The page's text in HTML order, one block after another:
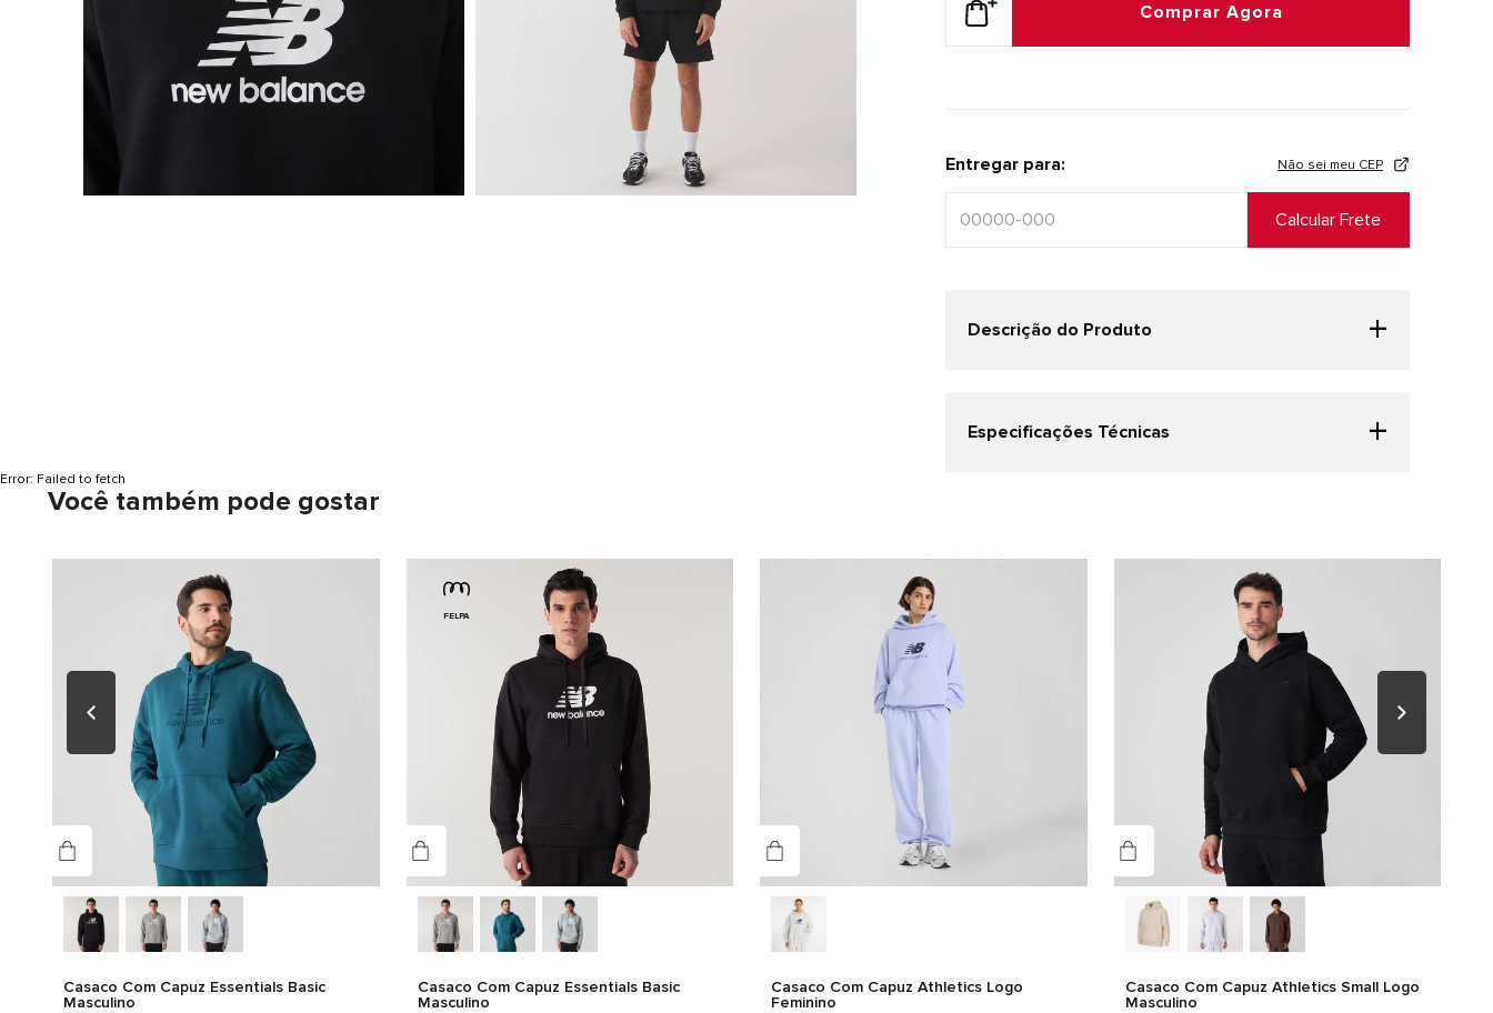
Comprar Agora
Entregar para: Não sei meu CEP
Descrição do Produto +
Especificações Técnicas +
CORPO: 68% - ALGODAO 32% - POLIESTER
Error: Failed to fetch
Você também pode gostar
Casaco Com Capuz Essentials Basic
Masculino
FELPA
Casaco Com Capuz Essentials Basic
Masculino
Casaco Com Capuz Athletics Logo
Feminino
Casaco Com Capuz Athletics Small Logo
Masculino